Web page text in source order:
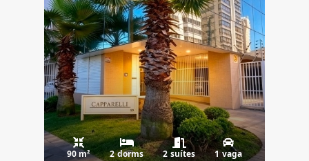
90 m² 2 dorms 2 suítes 1 vaga